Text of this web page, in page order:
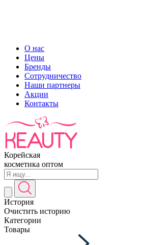
О нас
Цены
Бренды
Сотрудничество
Наши партнеры
Акции
Контакты
Корейская
косметика оптом
История
Очистить историю
Категории
Товары